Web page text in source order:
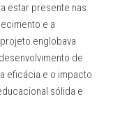
estar presente nas
e a
englobava
de
eficácia e o impacto
sólida e